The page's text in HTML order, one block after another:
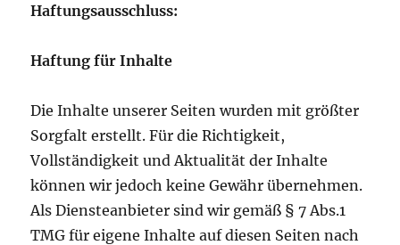
Haftungsausschluss:
Haftung für Inhalte
Die Inhalte unserer Seiten wurden mit größter
Sorgfalt erstellt. Für die Richtigkeit,
Vollständigkeit und Aktualität der Inhalte
können wir jedoch keine Gewähr übernehmen.
Als Diensteanbieter sind wir gemäß § 7 Abs.1
TMG für eigene Inhalte auf diesen Seiten nach